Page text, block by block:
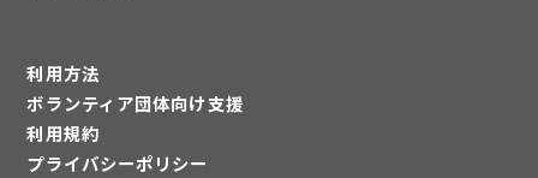
利用方法
ボランティア団体向け支援
利用規約
プライバシーポリシー